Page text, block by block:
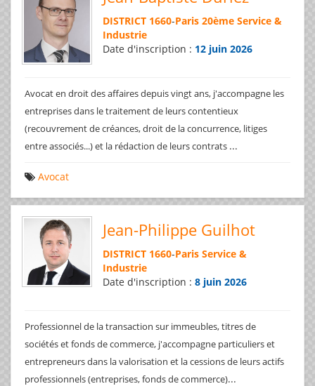
DISTRICT 1660-Paris 20ème Service &
Industrie
Date d'inscription : 12 juin 2026
Avocat en droit des affaires depuis vingt ans, j'accompagne les
entreprises dans le traitement de leurs contentieux
(recouvrement de créances, droit de la concurrence, litiges
entre associés...) et la rédaction de leurs contrats ...
Avocat
Jean-Philippe Guilhot
DISTRICT 1660-Paris Service &
Industrie
Date d'inscription : 8 juin 2026
Professionnel de la transaction sur immeubles, titres de
sociétés et fonds de commerce, j'accompagne particuliers et
entrepreneurs dans la valorisation et la cessions de leurs actifs
professionnels (entreprises, fonds de commerce)...